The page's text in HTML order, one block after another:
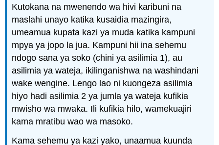
Kutokana na mwenendo wa hivi karibuni na
maslahi unayo katika kusaidia mazingira,
umeamua kupata kazi ya muda katika kampuni
mpya ya jopo la jua. Kampuni hii ina sehemu
ndogo sana ya soko (chini ya asilimia 1), au
asilimia ya wateja, ikilinganishwa na washindani
wake wengine. Lengo lao ni kuongeza asilimia
hiyo hadi asilimia 2 ya jumla ya wateja kufikia
mwisho wa mwaka. Ili kufikia hilo, wamekuajiri
kama mratibu wao wa masoko.
Kama sehemu ya kazi yako, unaamua kuunda